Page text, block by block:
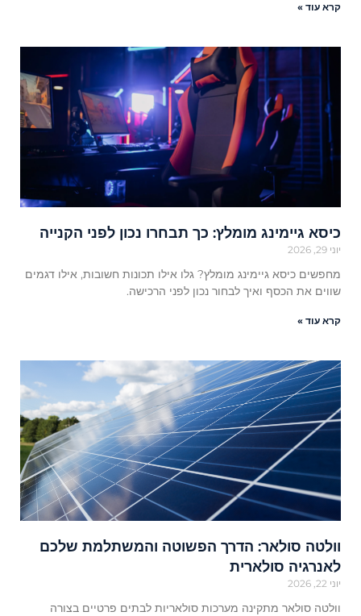
קרא עוד »
כיסא גיימינג מומלץ: כך תבחרו נכון לפני הקנייה
יוני 29, 2026
מחפשים כיסא גיימינג מומלץ? גלו אילו תכונות חשובות, אילו דגמים
שווים את הכסף ואיך לבחור נכון לפני הרכישה.
קרא עוד »
וולטה סולאר: הדרך הפשוטה והמשתלמת שלכם
לאנרגיה סולארית
יוני 22, 2026
וולטה סולאר מתקינה מערכות סולאריות לבתים פרטיים בצורה